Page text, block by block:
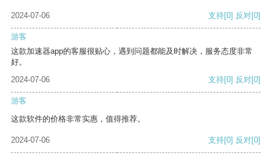
2024-07-06 支持[0] 反对[0]
游客
这款加速器app的客服很贴心，遇到问题都能及时解决，服务态度非常
好。
2024-07-06
支持[0] 反对[0]
游客
这款软件的价格非常实惠，值得推荐。
2024-07-06 支持[0] 反对[0]